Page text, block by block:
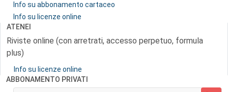
Info su abbonamento cartaceo
Info su licenze online
ATENEI
Riviste online (con arretrati, accesso perpetuo, formula
plus)
Info su licenze online
ABBONAMENTO PRIVATI